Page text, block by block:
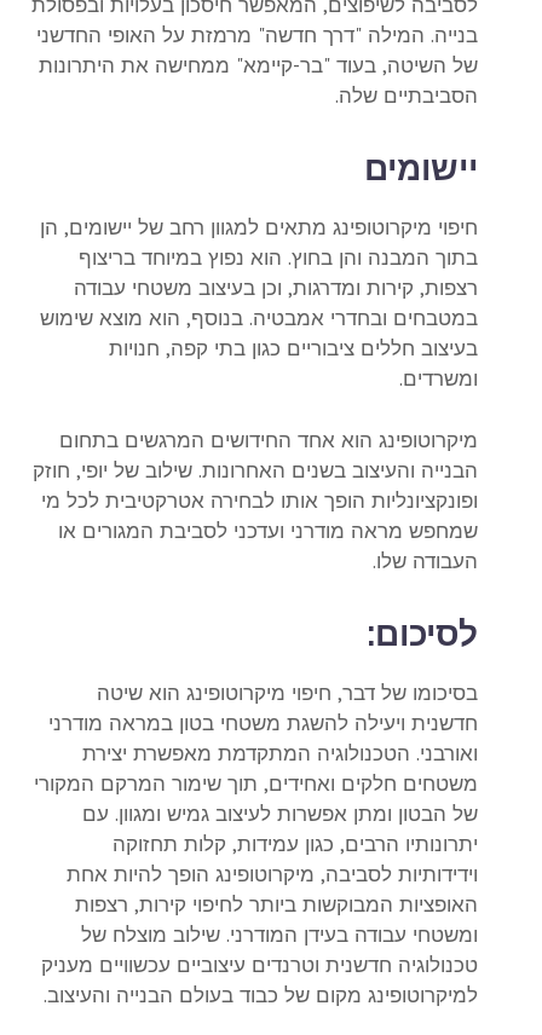
בנייה. המילה "דרך חדשה" מרמזת על האופי החדשני
של השיטה, בעוד "בר-קיימא" ממחישה את היתרונות
הסביבתיים שלה.
יישומים
חיפוי מיקרוטופינג מתאים למגוון רחב של יישומים, הן
בתוך המבנה והן בחוץ. הוא נפוץ במיוחד בריצוף
רצפות, קירות ומדרגות, וכן בעיצוב משטחי עבודה
במטבחים ובחדרי אמבטיה. בנוסף, הוא מוצא שימוש
בעיצוב חללים ציבוריים כגון בתי קפה, חנויות
ומשרדים.
מיקרוטופינג הוא אחד החידושים המרגשים בתחום
הבנייה והעיצוב בשנים האחרונות. שילוב של יופי, חוזק
ופונקציונליות הופך אותו לבחירה אטרקטיבית לכל מי
שמחפש מראה מודרני ועדכני לסביבת המגורים או
העבודה שלו.
לסיכום:
בסיכומו של דבר, חיפוי מיקרוטופינג הוא שיטה
חדשנית ויעילה להשגת משטחי בטון במראה מודרני
ואורבני. הטכנולוגיה המתקדמת מאפשרת יצירת
משטחים חלקים ואחידים, תוך שימור המרקם המקורי
של הבטון ומתן אפשרות לעיצוב גמיש ומגוון. עם
יתרונותיו הרבים, כגון עמידות, קלות תחזוקה
וידידותיות לסביבה, מיקרוטופינג הופך להיות אחת
האופציות המבוקשות ביותר לחיפוי קירות, רצפות
ומשטחי עבודה בעידן המודרני. שילוב מוצלח של
טכנולוגיה חדשנית וטרנדים עיצוביים עכשוויים מעניק
למיקרוטופינג מקום של כבוד בעולם הבנייה והעיצוב.